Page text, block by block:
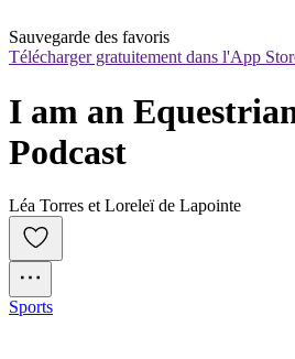
Sauvegarde des favoris
Télécharger gratuitement dans l'App
I am an
Podcast
Léa Torres et Loreleï de Lapointe
Sports